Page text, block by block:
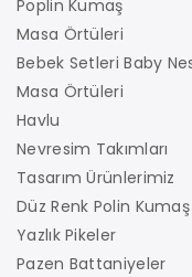
Poplin Kumaş
Masa Örtüleri
Bebek Setleri Baby
Masa Örtüleri
Havlu
Nevresim Takımları
Tasarım Ürünlerimiz
Düz Renk Polin Kumaş
Yazlık Pikeler
Pazen Battaniyeler